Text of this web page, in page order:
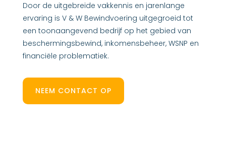
Door de uitgebreide vakkennis en jarenlange
ervaring is V & W Bewindvoering uitgegroeid tot
een toonaangevend bedrijf op het gebied van
beschermingsbewind, inkomensbeheer, WSNP en
financiële problematiek.
NEEM CONTACT OP